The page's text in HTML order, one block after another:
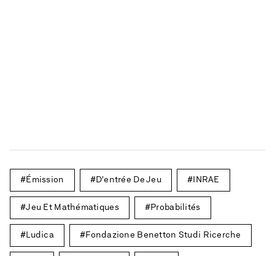
Émission D'entrée De Jeu INRAE
Jeu Et Mathématiques Probabilités
Ludica Fondazione Benetton Studi Ricerche